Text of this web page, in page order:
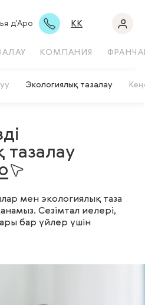
д'Аро KK
КОМПАНИЯ
Экологиялық тазалау
тазалау
мен экологиялық таза
Сезімтал иелері,
бар үйлер үшін